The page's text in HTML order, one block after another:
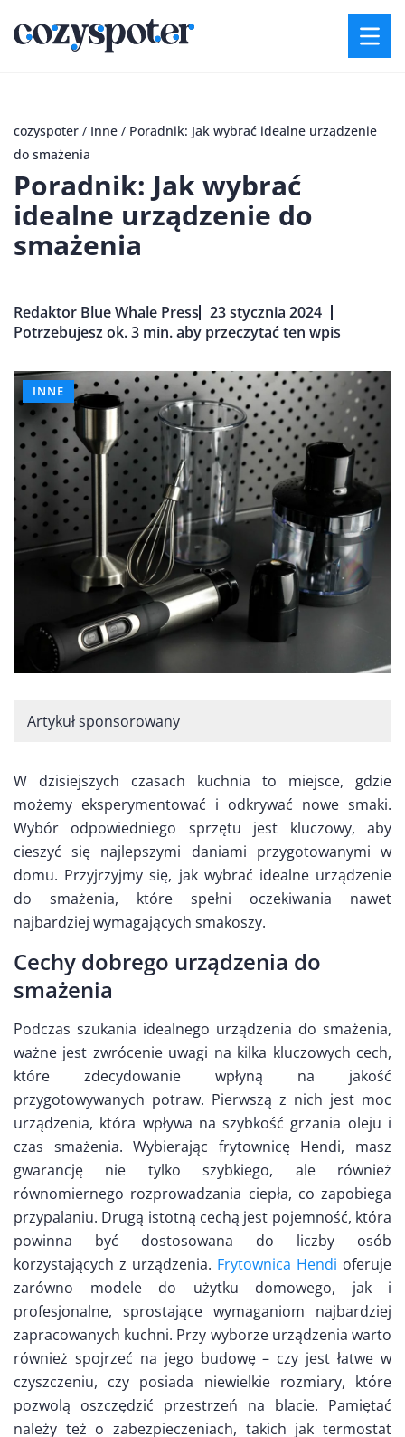
cozyspoter / Inne / Poradnik: Jak wybrać idealne urządzenie
do smażenia
Poradnik: Jak wybrać
idealne urządzenie do
smażenia
Redaktor Blue Whale Press 23 stycznia 2024
Potrzebujesz ok. 3 min. aby przeczytać ten wpis
INNE
Artykuł sponsorowany
W dzisiejszych czasach kuchnia to miejsce, gdzie
możemy eksperymentować i odkrywać nowe smaki.
Wybór odpowiedniego sprzętu jest kluczowy, aby
cieszyć się najlepszymi daniami przygotowanymi w
domu. Przyjrzyjmy się, jak wybrać idealne urządzenie
do smażenia, które spełni oczekiwania nawet
najbardziej wymagających smakoszy.
Cechy dobrego urządzenia do
smażenia
Podczas szukania idealnego urządzenia do smażenia,
ważne jest zwrócenie uwagi na kilka kluczowych cech,
które zdecydowanie wpłyną na jakość
przygotowywanych potraw. Pierwszą z nich jest moc
urządzenia, która wpływa na szybkość grzania oleju i
czas smażenia. Wybierając frytownicę Hendi, masz
gwarancję nie tylko szybkiego, ale również
równomiernego rozprowadzania ciepła, co zapobiega
przypalaniu. Drugą istotną cechą jest pojemność, która
powinna być dostosowana do liczby osób
korzystających z urządzenia. Frytownica Hendi oferuje
zarówno modele do użytku domowego, jak i
profesjonalne, sprostające wymaganiom najbardziej
zapracowanych kuchni. Przy wyborze urządzenia warto
również spojrzeć na jego budowę – czy jest łatwe w
czyszczeniu, czy posiada niewielkie rozmiary, które
pozwolą oszczędzić przestrzeń na blacie. Pamiętać
należy też o zabezpieczeniach, takich jak termostat